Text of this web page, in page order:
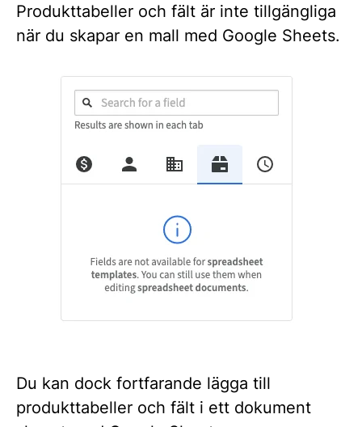
Produkttabeller och fält är inte tillgängliga
när du skapar en mall med Google Sheets.
Du kan dock fortfarande lägga till
produkttabeller och fält i ett dokument